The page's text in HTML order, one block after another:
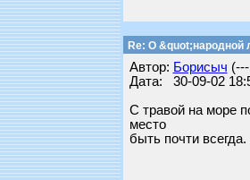
Re: О &quot;народной
Автор: Борисыч
Дата: 30-09-02
С травой на море
место
быть почти всегда.